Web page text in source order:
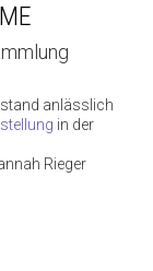
anlässlich
in der
Rieger